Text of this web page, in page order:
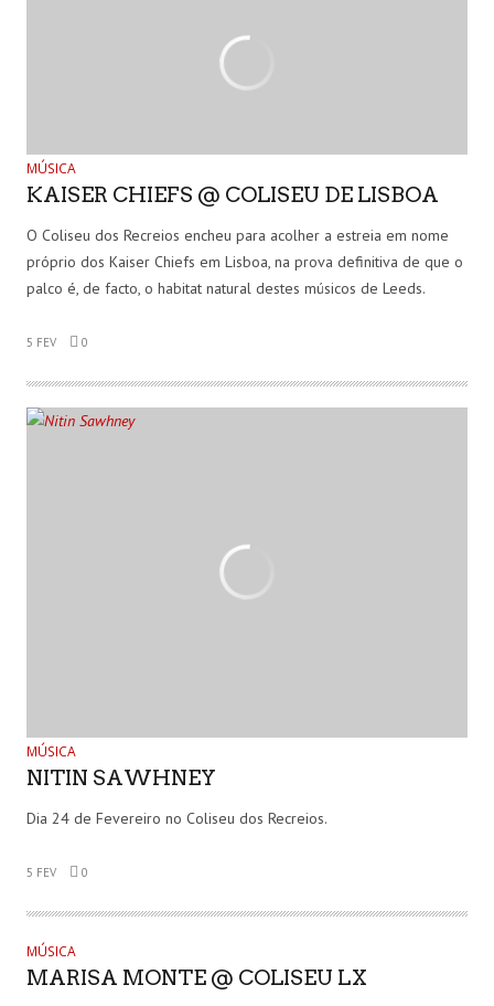
MÚSICA
KAISER CHIEFS @ COLISEU DE LISBOA
O Coliseu dos Recreios encheu para acolher a estreia em nome
próprio dos Kaiser Chiefs em Lisboa, na prova definitiva de que o
palco é, de facto, o habitat natural destes músicos de Leeds.
5 FEV 0
MÚSICA
NITIN SAWHNEY
Dia 24 de Fevereiro no Coliseu dos Recreios.
5 FEV 0
MÚSICA
MARISA MONTE @ COLISEU LX